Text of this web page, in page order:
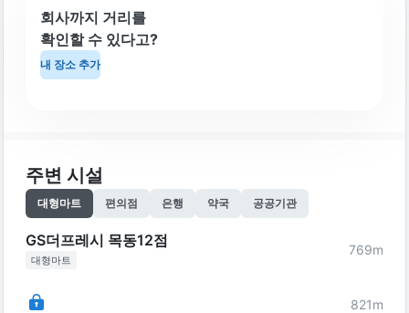
회사까지 거리를
확인할 수 있다고?
내 장소 추가
주변 시설
대형마트 편의점 은행 약국 공공기관
GS더프레시 목동12점
대형마트
769m
821m